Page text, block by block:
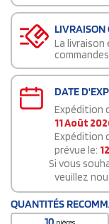
LIVRAISON
La
commandes
DATE
Expédition
11 Août
Expédition
prévue le:
Si vous
veuillez
QUANTITÉS